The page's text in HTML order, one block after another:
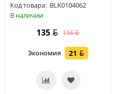
Код товара: BLK0104062
В наличии
135 156
Экономия 21